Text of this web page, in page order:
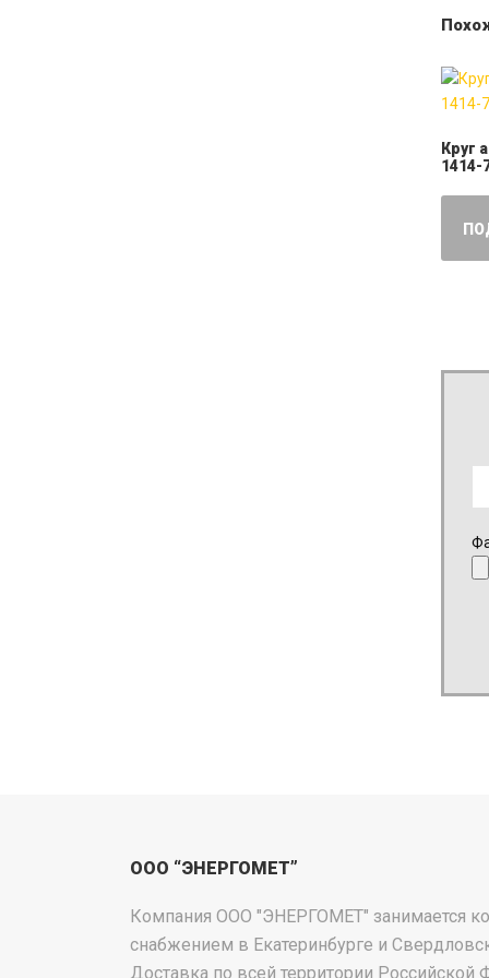
Круг
1414-
ООО “ЭНЕРГОМЕТ”
Компания ООО "ЭНЕРГОМЕТ" занимается
снабжением в Екатеринбурге и
Доставка по всей территории Российской